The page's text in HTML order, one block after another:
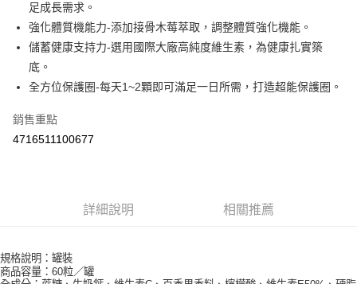
AFTEE先享後付
相關說明
【關於「AFTEE先享後付」】
AFTEE先享後付是「在收到商品之後才付款」的支付方式。 讓您購物簡單
便利好安心！
１．簡單：不需註冊會員、不需綁卡、不需儲值。
３．安心：先確認商品／服務後，再付款。
３．收到繳費通知簡訊後14天內，點擊此簡訊中的連結，可透過四大超商／
購買商品的店家。未經商家同意取消之訂單仍視為有效，需透過AFTEE先享
後付繳納相關費用。
※ 交易是否成功請以「AFTEE先享後付 」之結帳頁面顯示為準，若有關於
ATM付款
全家取貨付款
每筆NT$60，滿NT$590(含以上)免運費
每筆NT$60，滿NT$590(含以上)免運費
付款後7-11取貨
足成長需求。
強化體質機能力-添加接骨木莓萃取，調整體質強化機能。
儲蓄健康支持力-選用國際大廠高純度維生素，為健康扎實築
底。
全方位保護圈-每天1~2顆即可滿足一日所需，打造超能保護圈。
銷售重點
4716511100677
詳細說明 相關推薦
規格說明：罐裝
商品容量：60粒／罐